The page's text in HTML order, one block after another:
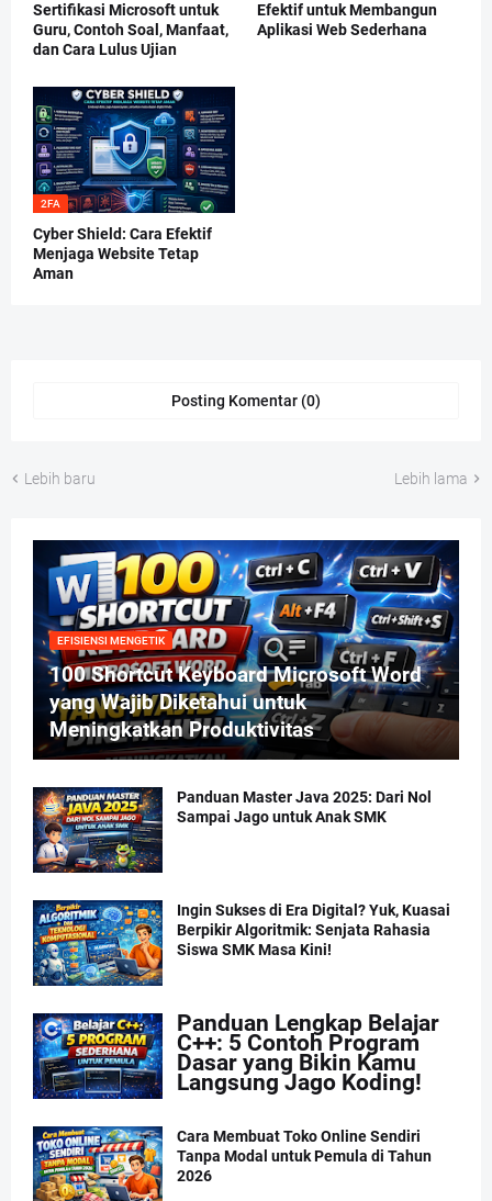
Sertifikasi Microsoft untuk
Guru, Contoh Soal, Manfaat,
dan Cara Lulus Ujian
Efektif untuk Membangun
Aplikasi Web Sederhana
2FA
Cyber Shield: Cara Efektif
Menjaga Website Tetap
Aman
Posting Komentar (0)
Lebih baru Lebih lama
EFISIENSI MENGETIK
100 Shortcut Keyboard Microsoft Word
yang Wajib Diketahui untuk
Meningkatkan Produktivitas
Panduan Master Java 2025: Dari Nol
Sampai Jago untuk Anak SMK
Ingin Sukses di Era Digital? Yuk, Kuasai
Berpikir Algoritmik: Senjata Rahasia
Siswa SMK Masa Kini!
Panduan Lengkap Belajar
C++: 5 Contoh Program
Dasar yang Bikin Kamu
Langsung Jago Koding!
Cara Membuat Toko Online Sendiri
Tanpa Modal untuk Pemula di Tahun
2026